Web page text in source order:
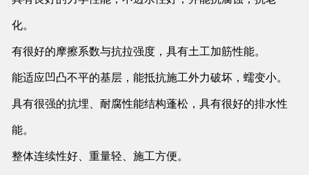
化。
有很好的摩擦系数与抗拉强度，具有土工加筋性能。
能适应凹凸不平的基层，能抵抗施工外力破坏，蠕变小。
具有很强的抗埋、耐腐性能结构蓬松，具有很好的排水性
能。
整体连续性好、重量轻、施工方便。